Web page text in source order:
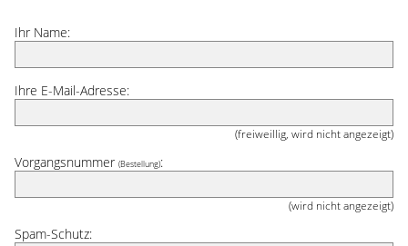
Ihr Name:
Ihre E-Mail-Adresse:
(freiweillig, wird nicht angezeigt)
Vorgangsnummer (Bestellung):
(wird nicht angezeigt)
Spam-Schutz: